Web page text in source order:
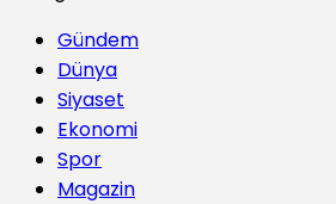
Gündem
Dünya
Siyaset
Ekonomi
Spor
Magazin